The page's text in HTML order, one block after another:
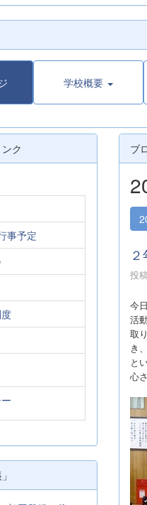
学校概要
ブ
投
今
活
取
き
と
心
ク
事予定